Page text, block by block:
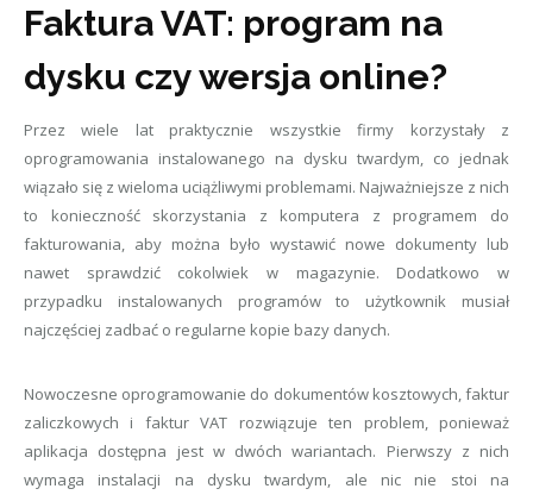
Faktura VAT: program na
dysku czy wersja online?
Przez wiele lat praktycznie wszystkie firmy korzystały z
oprogramowania instalowanego na dysku twardym, co jednak
wiązało się z wieloma uciążliwymi problemami. Najważniejsze z nich
to konieczność skorzystania z komputera z programem do
fakturowania, aby można było wystawić nowe dokumenty lub
nawet sprawdzić cokolwiek w magazynie. Dodatkowo w
przypadku instalowanych programów to użytkownik musiał
najczęściej zadbać o regularne kopie bazy danych.
Nowoczesne oprogramowanie do dokumentów kosztowych, faktur
zaliczkowych i faktur VAT rozwiązuje ten problem, ponieważ
aplikacja dostępna jest w dwóch wariantach. Pierwszy z nich
wymaga instalacji na dysku twardym, ale nic nie stoi na